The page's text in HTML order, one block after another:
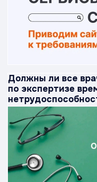
Должны ли все
по экспертизе